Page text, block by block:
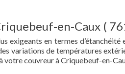
en-Caux (
exigeants en termes
variations de températures
votre couvreur à Criquebeuf-en-